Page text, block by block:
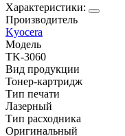
Характеристики:
Производитель
Kyocera
Модель
TK-3060
Вид продукции
Тонер-картридж
Тип печати
Лазерный
Тип расходника
Оригинальный